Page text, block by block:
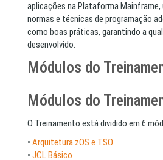
aplicações na Plataforma
normas e técnicas de programação
como boas práticas, garantindo a
desenvolvido.
Módulos do
Módulos do
O Treinamento está dividido em 6
• Arquitetura zOS e TSO
• JCL Básico